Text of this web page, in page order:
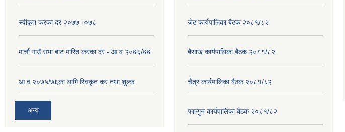
स्वीकृत करका दर २०७७।०७८
पाचौं गाउँ सभा बाट पारित करका दर - आ.व २०७६/७७
आ.व २०७५/७६का लागि स्विकृत कर तथा शुल्क
अन्य
जेठ कार्यपालिका बैठक २०८१/८२
बैसाख कार्यपालिका बैठक २०८१/८२
चैत्र कार्यपालिका बैठक २०८१/८२
फाल्गुन कार्यपालिका बैठक २०८१/८२